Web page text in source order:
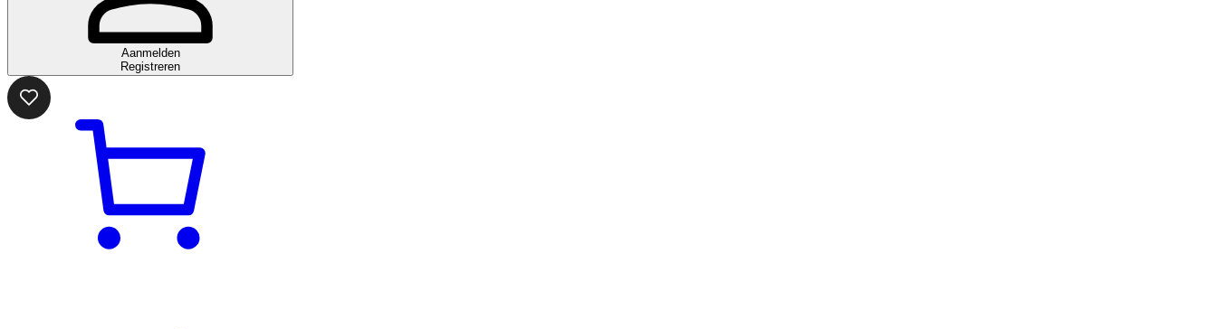
Aanmelden
Registreren